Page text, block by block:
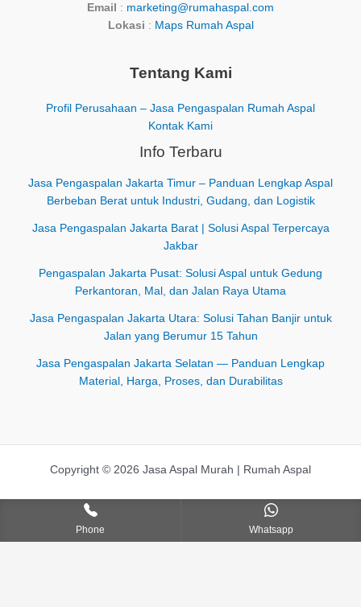
Email
: marketing@rumahaspal.com
Lokasi : Maps Rumah Aspal
Tentang Kami
Profil Perusahaan – Jasa Pengaspalan Rumah Aspal
Kontak Kami
Info Terbaru
Jasa Pengaspalan Jakarta Timur – Panduan Lengkap Aspal
Berbeban Berat untuk Industri, Gudang, dan Logistik
Jasa Pengaspalan Jakarta Barat | Solusi Aspal Terpercaya
Jakbar
Pengaspalan Jakarta Pusat: Solusi Aspal untuk Gedung
Perkantoran, Mal, dan Jalan Raya Utama
Jasa Pengaspalan Jakarta Utara: Solusi Tahan Banjir untuk
Jalan yang Berumur 15 Tahun
Jasa Pengaspalan Jakarta Selatan — Panduan Lengkap
Material, Harga, Proses, dan Durabilitas
Copyright © 2026 Jasa Aspal Murah | Rumah Aspal
Phone Whatsapp